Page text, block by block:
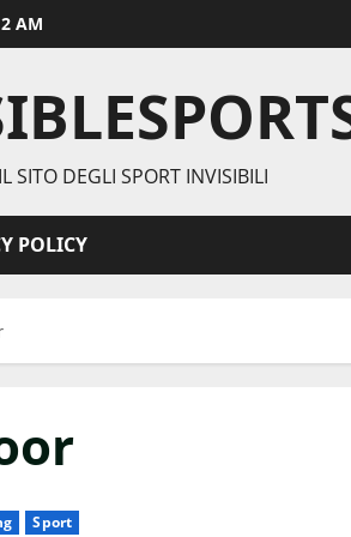
AM
SITO DEGLI SPORT INVISIBILI
POLICY
Sport